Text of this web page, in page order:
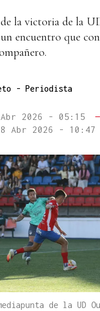
la victoria de la
encuentro que
- Periodista
2026 - 05:15
—
Abr 2026 - 10:47
de la UD